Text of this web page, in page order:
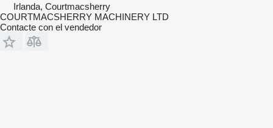
Irlanda, Courtmacsherry
COURTMACSHERRY MACHINERY LTD
Contacte con el vendedor